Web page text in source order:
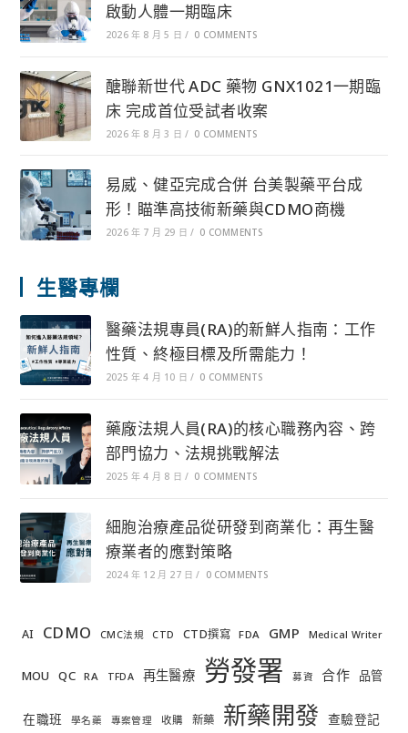
啟動人體一期臨床
2026 年 8 月 5 日 / 0 COMMENTS
醣聯新世代 ADC 藥物 GNX1021一期臨
床 完成首位受試者收案
2026 年 8 月 3 日 / 0 COMMENTS
易威、健亞完成合併 台美製藥平台成
形！瞄準高技術新藥與CDMO商機
2026 年 7 月 29 日 / 0 COMMENTS
生醫專欄
醫藥法規專員(RA)的新鮮人指南：工作
性質、終極目標及所需能力！
2025 年 4 月 10 日 / 0 COMMENTS
藥廠法規人員(RA)的核心職務內容、跨
部門協力、法規挑戰解法
2025 年 4 月 8 日 / 0 COMMENTS
細胞治療產品從研發到商業化：再生醫
療業者的應對策略
2024 年 12 月 27 日 / 0 COMMENTS
AI CDMO CMC法規 CTD CTD撰寫 FDA GMP Medical Writer
MOU QC RA TFDA 再生醫療 勞發署 募資 合作 品管
在職班 學名藥 專案管理 收購 新藥 新藥開發 查驗登記